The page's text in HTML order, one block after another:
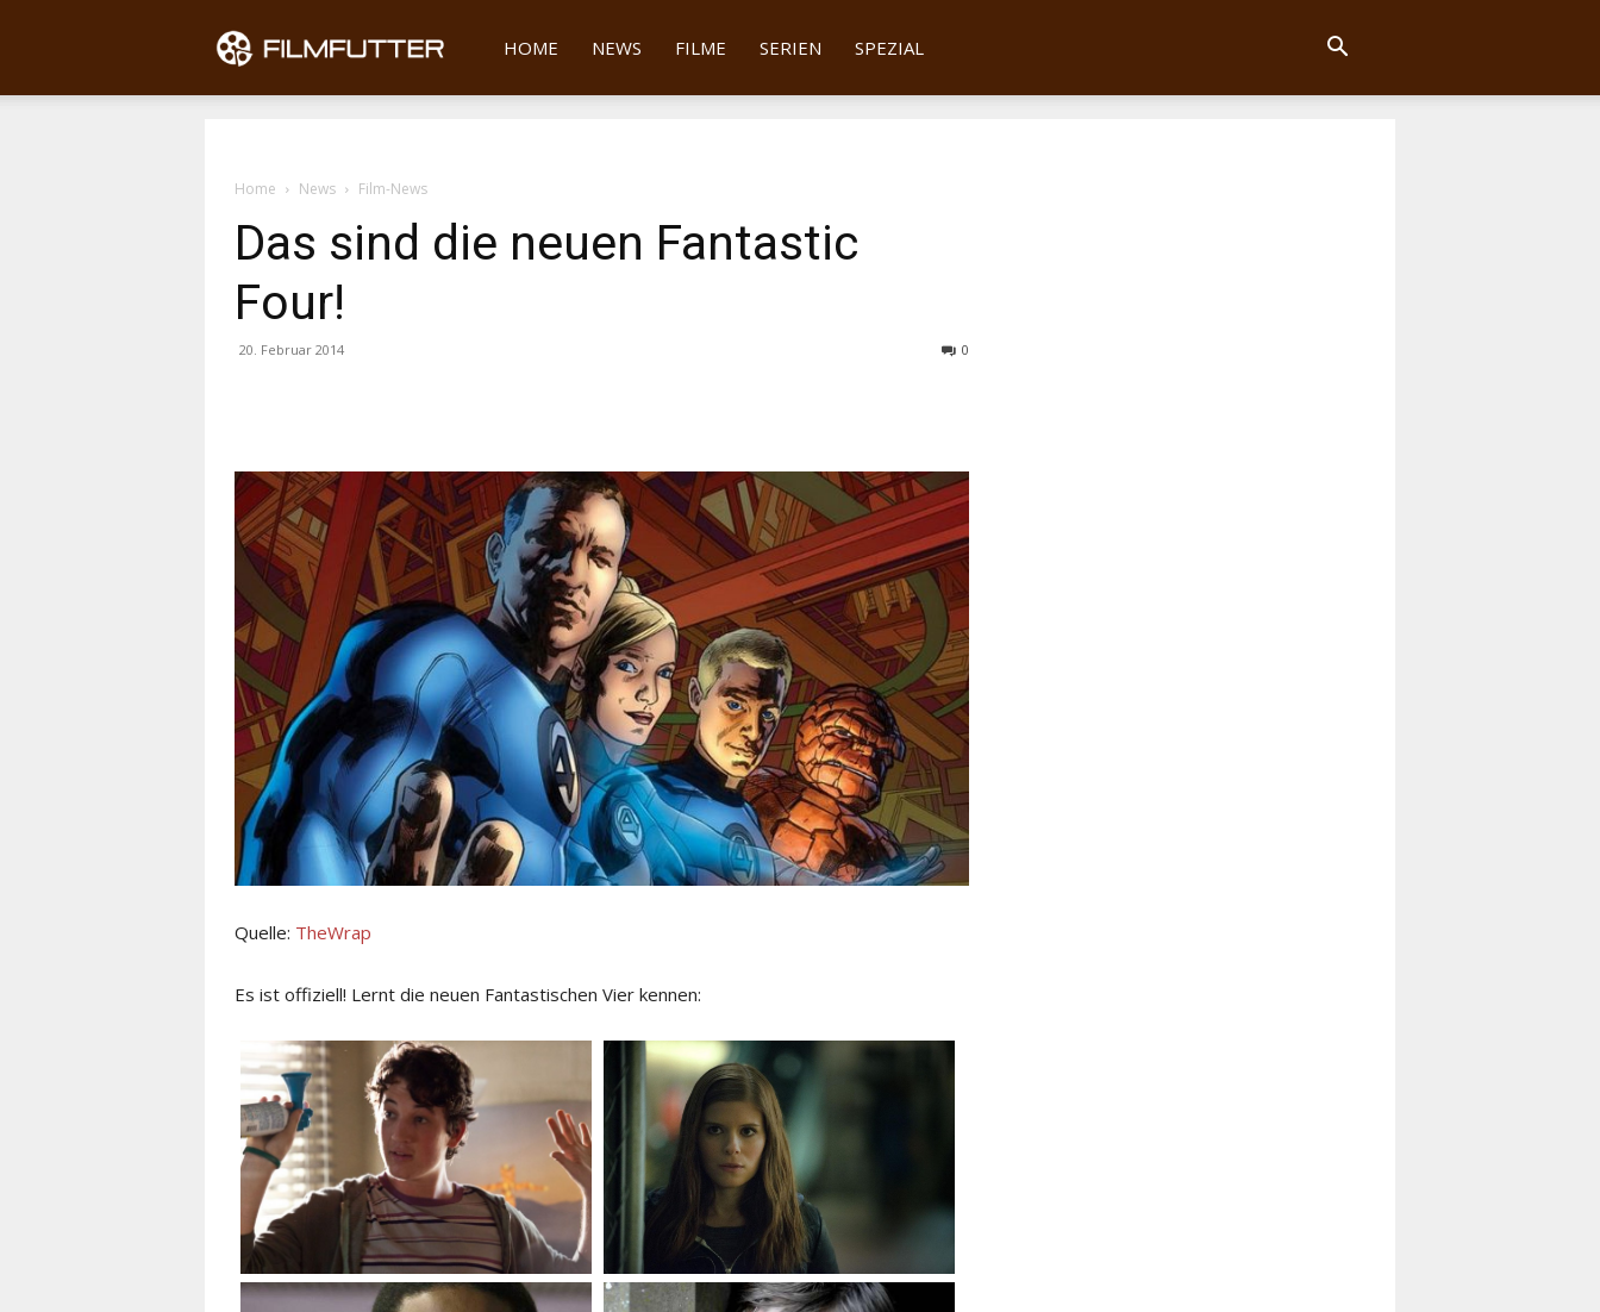
Filmfutter
HOME NEWS FILME SERIEN SPEZIAL
Home News Film-News
Das sind die neuen Fantastic
Four!
20. Februar 2014 0
Quelle: TheWrap
Es ist offiziell! Lernt die neuen Fantastischen Vier kennen: